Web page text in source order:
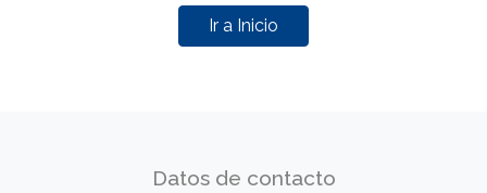
Ir a Inicio
Datos de contacto